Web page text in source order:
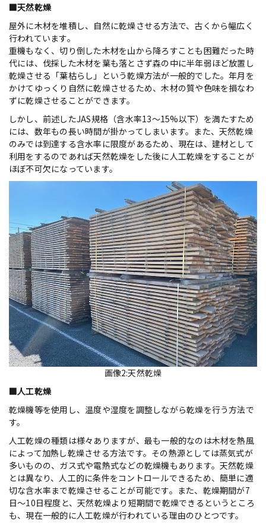
■天然乾燥
屋外に木材を堆積し、自然に乾燥させる方法で、古くから幅広く
行われています。
重機もなく、切り倒した木材を山から降ろすことも困難だった時
代には、伐採した木材を葉も落とさず森の中に半年弱ほど放置し
乾燥させる「葉枯らし」という乾燥方法が一般的でした。年月を
かけてゆっくり自然に乾燥させるため、木材の質や色味を損なわ
ずに乾燥させることができます。
しかし、前述したJAS規格（含水率13～15%以下）を満たすため
には、数年もの長い時間が掛かってしまいます。また、天然乾燥
のみでは到達する含水率に限度があるため、現在は、建材として
利用をするのであれば天然乾燥をした後に人工乾燥をすることが
ほぼ不可欠になっています。
画像2:天然乾燥
■人工乾燥
乾燥機等を使用し、温度や湿度を調整しながら乾燥を行う方法で
す。
人工乾燥の種類は様々ありますが、最も一般的なのは木材を熱風
によって加熱し乾燥させる方法です。その熱源としては蒸気式が
多いものの、ガス式や電熱式などの乾燥機もあります。天然乾燥
とは異なり、人工的に条件をコントロールできるため、簡単に適
切な含水率まで乾燥させることが可能です。また、乾燥期間が7
日～10日程度と、天然乾燥より短期間で乾燥できるというところ
も、現在一般的に人工乾燥が行われている理由のひとつです。